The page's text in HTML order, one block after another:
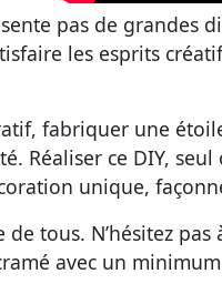
pas de grandes
les esprits
fabriquer une
Réaliser ce DIY,
unique,
tous. N’hésitez
avec un minimum